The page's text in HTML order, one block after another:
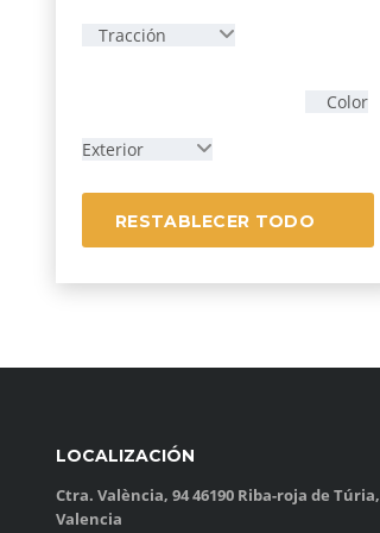
Tracción
Color
Exterior
RESTABLECER TODO
LOCALIZACIÓN
Ctra. València, 94 46190 Riba-roja de Túria,
Valencia